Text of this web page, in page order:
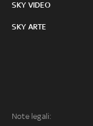
SKY VIDEO
SKY ARTE
Note legali: